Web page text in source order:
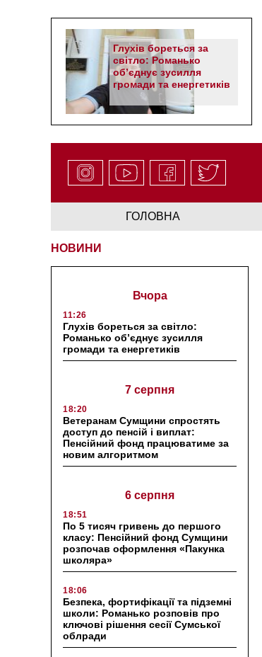
Глухів бореться за
світло: Романько
об’єднує зусилля
громади та енергетиків
ГОЛОВНА
НОВИНИ
Вчора
11:26
Глухів бореться за світло:
Романько об’єднує зусилля
громади та енергетиків
7 серпня
18:20
Ветеранам Сумщини спростять
доступ до пенсій і виплат:
Пенсійний фонд працюватиме за
новим алгоритмом
6 серпня
18:51
По 5 тисяч гривень до першого
класу: Пенсійний фонд Сумщини
розпочав оформлення «Пакунка
школяра»
18:06
Безпека, фортифікації та підземні
школи: Романько розповів про
ключові рішення сесії Сумської
облради